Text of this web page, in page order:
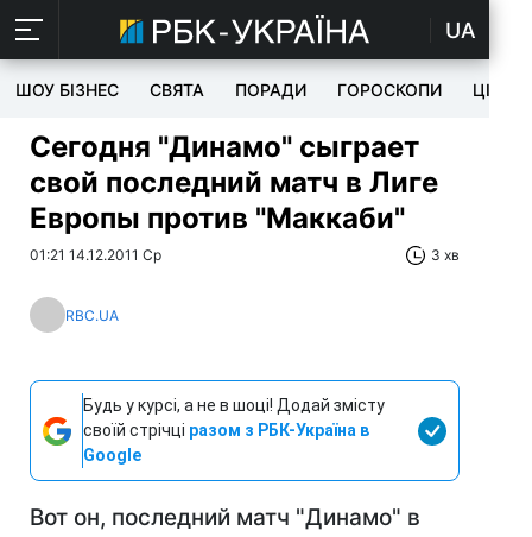
UA
ШОУ БІЗНЕС СВЯТА ПОРАДИ ГОРОСКОПИ ЦІКАВЕ
Сегодня "Динамо" сыграет
свой последний матч в Лиге
Европы против "Маккаби"
01:21 14.12.2011 Ср 3 хв
RBC.UA
Будь у курсі, а не в шоці! Додай змісту
своїй стрічці разом з РБК-Україна в
Google
Вот он, последний матч "Динамо" в